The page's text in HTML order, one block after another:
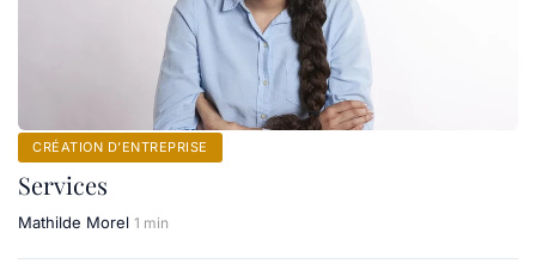
CRÉATION D’ENTREPRISE
Services
Mathilde Morel 1 min